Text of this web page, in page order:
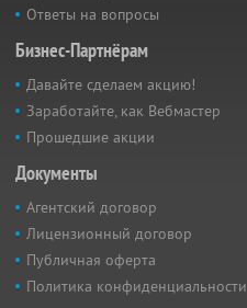
Ответы на вопросы
Бизнес-Партнёрам
Давайте сделаем акцию!
Заработайте, как Вебмастер
Прошедшие акции
Документы
Агентский договор
Лицензионный договор
Публичная оферта
Политика конфиденциальности